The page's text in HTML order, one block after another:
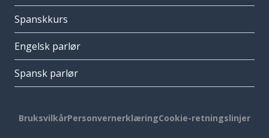
Spanskkurs
Engelsk parlør
Spansk parlør
BruksvilkårPersonvernerklæringCookie-retningslinjer